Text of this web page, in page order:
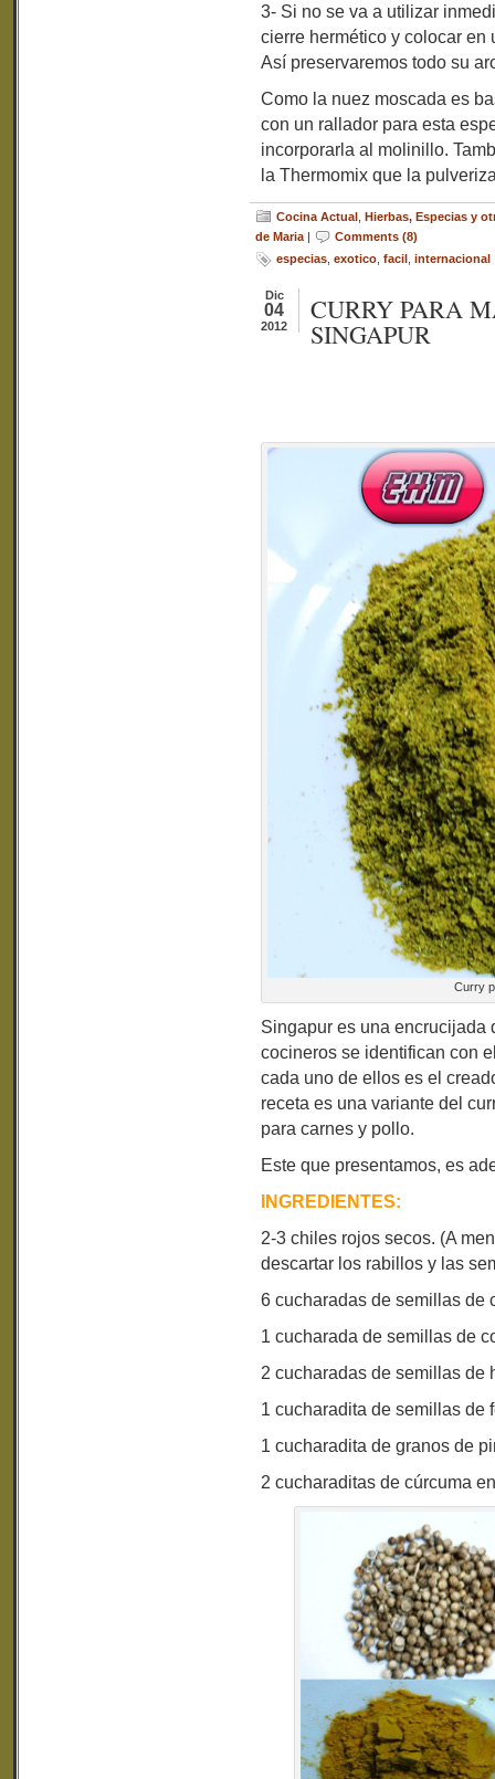
3- Si no se va a utilizar
cierre hermético y colocar en
Así preservaremos todo su
Como la nuez moscada es
con un rallador para esta
incorporarla al molinillo.
la Thermomix que la
Cocina Actual Hierbas, Especias y
de Maria |
Comments (8)
especias exotico facil internacional
Dic
04
2012
CURRY PARA
SINGAPUR
Curry
Singapur es una encrucijada
cocineros se identifican con
cada uno de ellos es el
receta es una variante del
para carnes y pollo.
Este que presentamos, es
INGREDIENTES:
2-3 chiles rojos secos. (A
descartar los rabillos y las
6 cucharadas de semillas de
1 cucharada de semillas de
2 cucharadas de semillas de
1 cucharadita de semillas de
1 cucharadita de granos de
2 cucharaditas de cúrcuma